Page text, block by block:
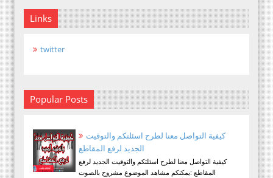
Links
twitter
Popular Posts
كيفية التواصل معنا لطرح اسئلتكم والتوقيت
الجديد لرفع المقاطع
كيفية التواصل معنا لطرح اسئلتكم والتوقيت الجديد لرفع
المقاطع :يمكنكم مشاهد الموضوع مشروح بالصوت